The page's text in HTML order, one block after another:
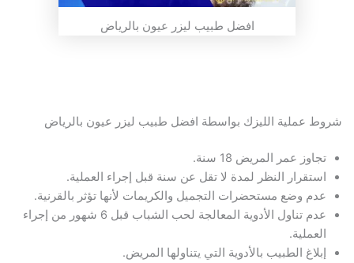
افضل طبيب ليزر عيون بالرياض
شروط عملية الليزك بواسطة افضل طبيب ليزر عيون بالرياض
تجاوز عمر المريض 18 سنة.
استقرار النظر لمدة لا تقل عن سنة قبل إجراء العملية.
عدم وضع مستحضرات التجميل والكريمات لأنها تؤثر بالقرنية.
عدم تناول الأدوية المعالجة لحب الشباب قبل 6 شهور من إجراء
العملية.
إبلاغ الطبيب بالأدوية التي يتناولها المريض.